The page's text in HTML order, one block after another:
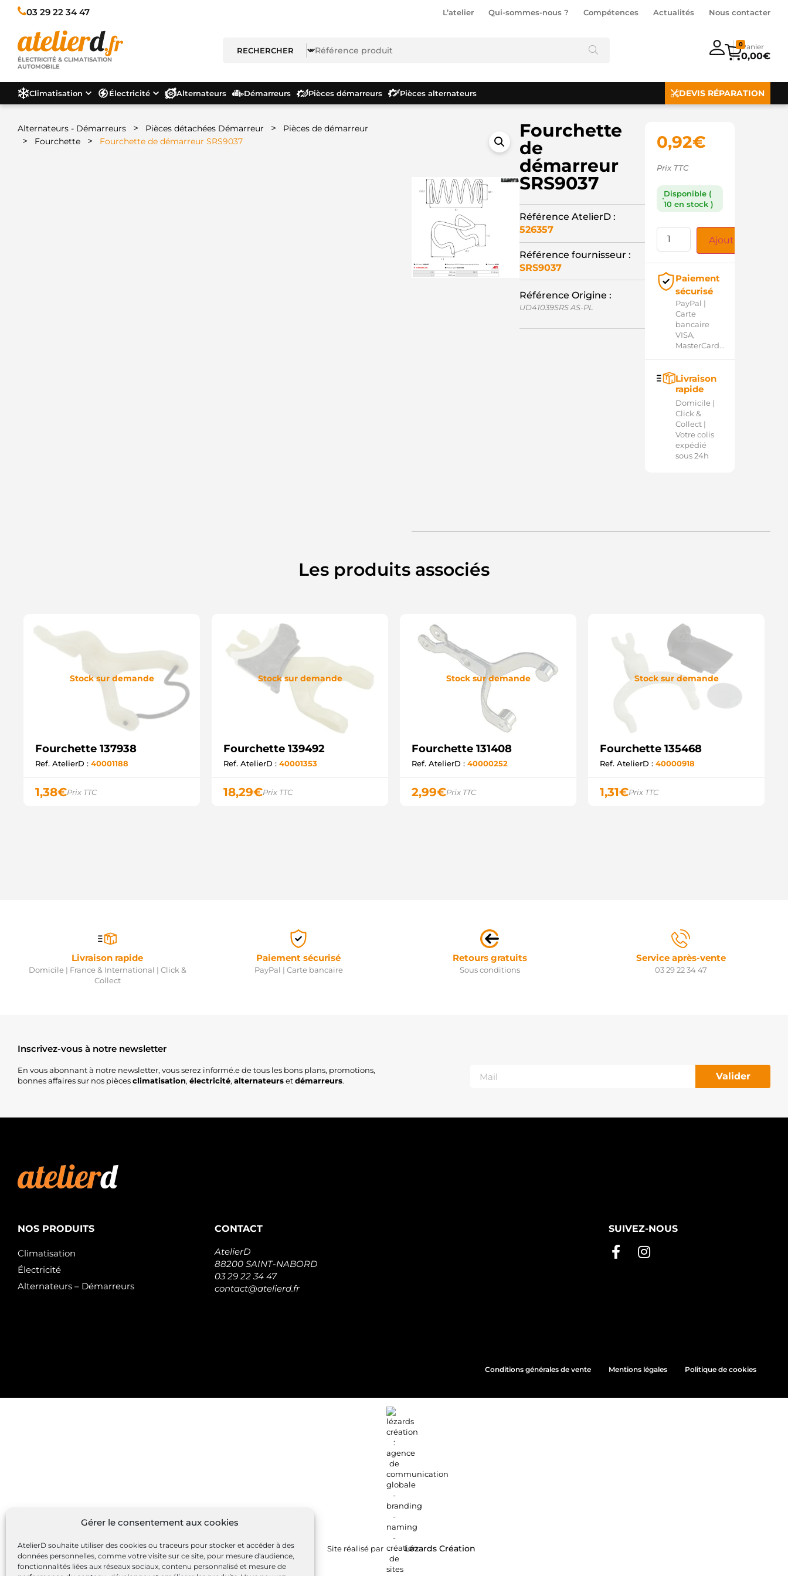
Gérer le consentement aux cookies
AtelierD souhaite utiliser des cookies ou traceurs pour stocker et accéder à des
données personnelles, comme votre visite sur ce site, pour mesure d'audience,
fonctionnalités liées aux réseaux sociaux, contenu personnalisé et mesure de
03 29 22 34 47 L’atelier Qui-sommes-nous ? Compétences Actualités Nous contacter
ÉLECTRICITÉ & CLIMATISATION
AUTOMOBILE
0,00€
0
Climatisation Électricité Alternateurs Démarreurs Pièces démarreurs Pièces alternateurs DEVIS RÉPARATION
Alternateurs - Démarreurs > Pièces détachées Démarreur > Pièces de démarreur
> Fourchette > Fourchette de démarreur SRS9037
Fourchette
de
démarreur
SRS9037
Référence AtelierD :
526357
Référence fournisseur :
SRS9037
Référence Origine :
UD41039SRS AS-PL
0,92€
Prix TTC
Disponible (
10 en stock )
Ajouter au
Paiement
sécurisé
PayPal |
Carte
bancaire
VISA,
MasterCard...
Livraison
rapide
Domicile |
Click &
Collect |
Votre colis
expédié
sous 24h
Les produits associés
Stock sur demande
Fourchette 137938
Ref. AtelierD : 40001188
1,38€Prix TTC
Stock sur demande
Fourchette 139492
Ref. AtelierD : 40001353
18,29€Prix TTC
Stock sur demande
Fourchette 131408
Ref. AtelierD : 40000252
2,99€Prix TTC
Stock sur demande
Fourchette 135468
Ref. AtelierD : 40000918
1,31€Prix TTC
Livraison rapide
Domicile | France & International | Click &
Collect
Paiement sécurisé
PayPal | Carte bancaire
Retours gratuits
Sous conditions
Service après-vente
03 29 22 34 47
Inscrivez-vous à notre newsletter
En vous abonnant à notre newsletter, vous serez informé.e de tous les bons plans, promotions,
bonnes affaires sur nos piècesclimatisation, électricité, alternateursetdémarreurs. Valider
NOS PRODUITS
Climatisation
Électricité
Alternateurs – Démarreurs
CONTACT
AtelierD
88200 SAINT-NABORD
03 29 22 34 47
contact@atelierd.fr
SUIVEZ-NOUS
Conditions générales de vente Mentions légales Politique de cookies
Site réalisé par Lézards Création